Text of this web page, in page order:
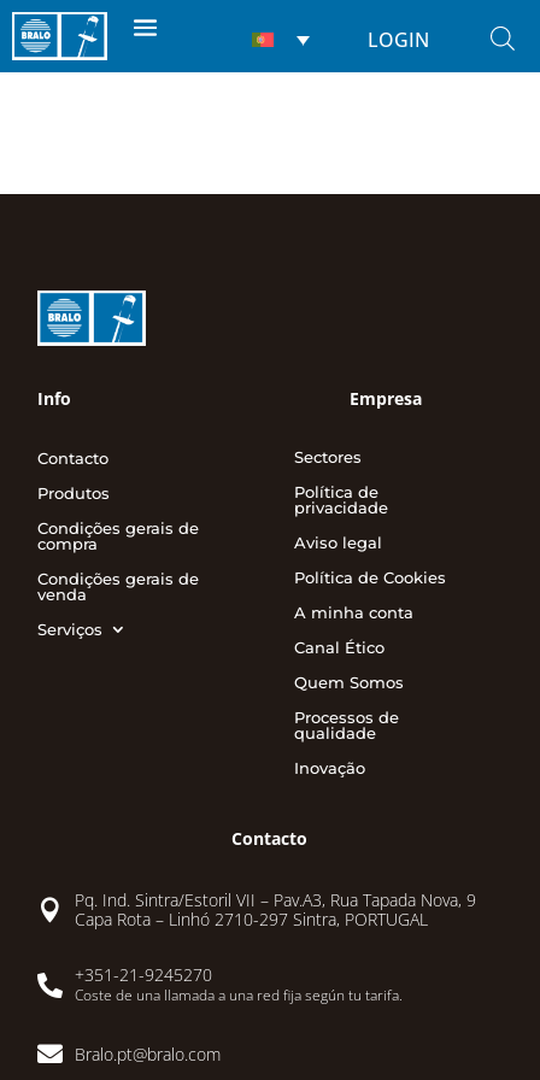
LOGIN
Info
Contacto
Produtos
Condições gerais de
compra
Condições gerais de
venda
Serviços
Empresa
Sectores
Política de
privacidade
Aviso legal
Política de Cookies
A minha conta
Canal Ético
Quem Somos
Processos de
qualidade
Inovação
Contacto

Pq. Ind. Sintra/Estoril VII – Pav.A3, Rua Tapada Nova, 9
Capa Rota – Linhó 2710-297 Sintra, PORTUGAL
 +351-21-9245270
Coste de una llamada a una red fija según tu tarifa.
 Bralo.pt@bralo.com